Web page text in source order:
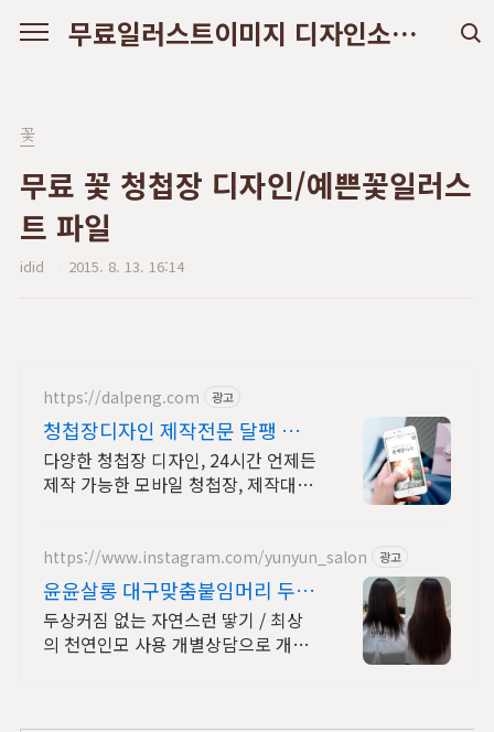
무료일러스트이미지 디자인소스 다운로드
꽃
무료 꽃 청첩장 디자인/예쁜꽃일러스
트 파일
idid 2015. 8. 13. 16:14
https://dalpeng.com 광고
청첩장디자인 제작전문 달팽 쉽고
간편한 모바일 초대장
다양한 청첩장 디자인, 24시간 언제든
제작 가능한 모바일 청첩장, 제작대행
https://www.instagram.com/yunyun_salon 광고
윤윤살롱 대구맞춤붙임머리 두상
커짐없는 자연스런땋기
두상커짐 없는 자연스런 땋기 / 최상
의 천연인모 사용 개별상담으로 개인